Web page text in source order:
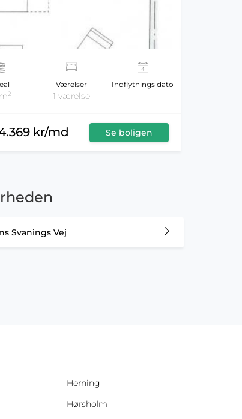
2
Værelser
1 værelse
Indflytnings dato
-
kr/md Se boligen
Svanings Vej
Herning
Hørsholm